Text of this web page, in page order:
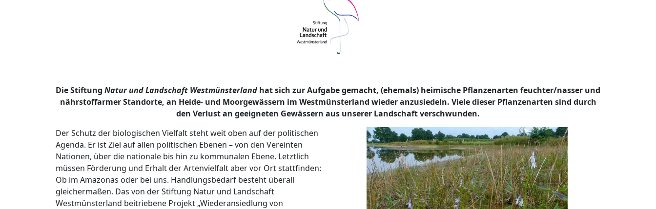
Die Stiftung Natur und Landschaft Westmünsterland hat sich zur Aufgabe gemacht, (ehemals) heimische Pflanzenarten feuchter/nasser und
nährstoffarmer Standorte, an Heide- und Moorgewässern im Westmünsterland wieder anzusiedeln. Viele dieser Pflanzenarten sind durch
den Verlust an geeigneten Gewässern aus unserer Landschaft verschwunden.
Der Schutz der biologischen Vielfalt steht weit oben auf der politischen
Agenda. Er ist Ziel auf allen politischen Ebenen – von den Vereinten
Nationen, über die nationale bis hin zu kommunalen Ebene. Letztlich
müssen Förderung und Erhalt der Artenvielfalt aber vor Ort stattfinden:
Ob im Amazonas oder bei uns. Handlungsbedarf besteht überall
gleichermaßen. Das von der Stiftung Natur und Landschaft
Westmünsterland beitriebene Projekt „Wiederansiedlung von